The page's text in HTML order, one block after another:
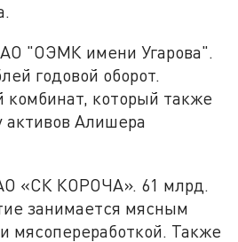
"ОЭМК имени Угарова".
годовой оборот.
комбинат, который также
активов Алишера
«СК КОРОЧА». 61 млрд.
занимается мясным
мясопереработкой. Также